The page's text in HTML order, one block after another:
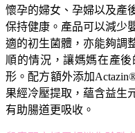
懷孕的婦女、孕婦以及產
保持健康。產品可以減少
適的初生菌體，亦能夠調
順的情況，讓媽媽在產
形。配方額外添加
果經冷壓提取，蘊含益生
有助腸道更吸收。